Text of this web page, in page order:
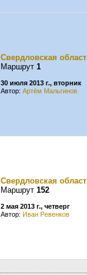
Свердловская
Маршрут 1
30 июля 2013 г., вторник
Автор: Артём Мальгинов
Свердловская
Маршрут 152
2 мая 2013 г., четверг
Автор: Иван Ревенков